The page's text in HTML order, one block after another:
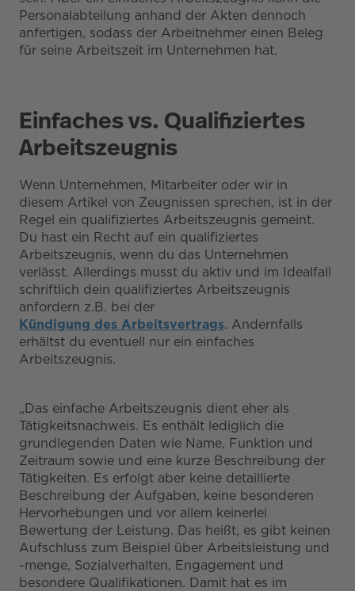
Personalabteilung anhand der Akten dennoch
anfertigen, sodass der Arbeitnehmer einen Beleg
für seine Arbeitszeit im Unternehmen hat.
Einfaches vs. Qualifiziertes
Arbeitszeugnis
Wenn Unternehmen, Mitarbeiter oder wir in
diesem Artikel von Zeugnissen sprechen, ist in der
Regel ein qualifiziertes Arbeitszeugnis gemeint.
Du hast ein Recht auf ein qualifiziertes
Arbeitszeugnis, wenn du das Unternehmen
verlässt. Allerdings musst du aktiv und im Idealfall
schriftlich dein qualifiziertes Arbeitszeugnis
anfordern z.B. bei der
Kündigung des Arbeitsvertrags. Andernfalls
erhältst du eventuell nur ein einfaches
Arbeitszeugnis.
„Das einfache Arbeitszeugnis dient eher als
Tätigkeitsnachweis. Es enthält lediglich die
grundlegenden Daten wie Name, Funktion und
Zeitraum sowie und eine kurze Beschreibung der
Tätigkeiten. Es erfolgt aber keine detaillierte
Beschreibung der Aufgaben, keine besonderen
Hervorhebungen und vor allem keinerlei
Bewertung der Leistung. Das heißt, es gibt keinen
Aufschluss zum Beispiel über Arbeitsleistung und
-menge, Sozialverhalten, Engagement und
besondere Qualifikationen. Damit hat es im